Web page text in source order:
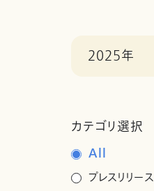
2025年
カテゴリ選択
All
プレスリリース